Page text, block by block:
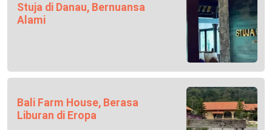
Stuja di Danau, Bernuansa
Alami
Bali Farm House, Berasa
Liburan di Eropa